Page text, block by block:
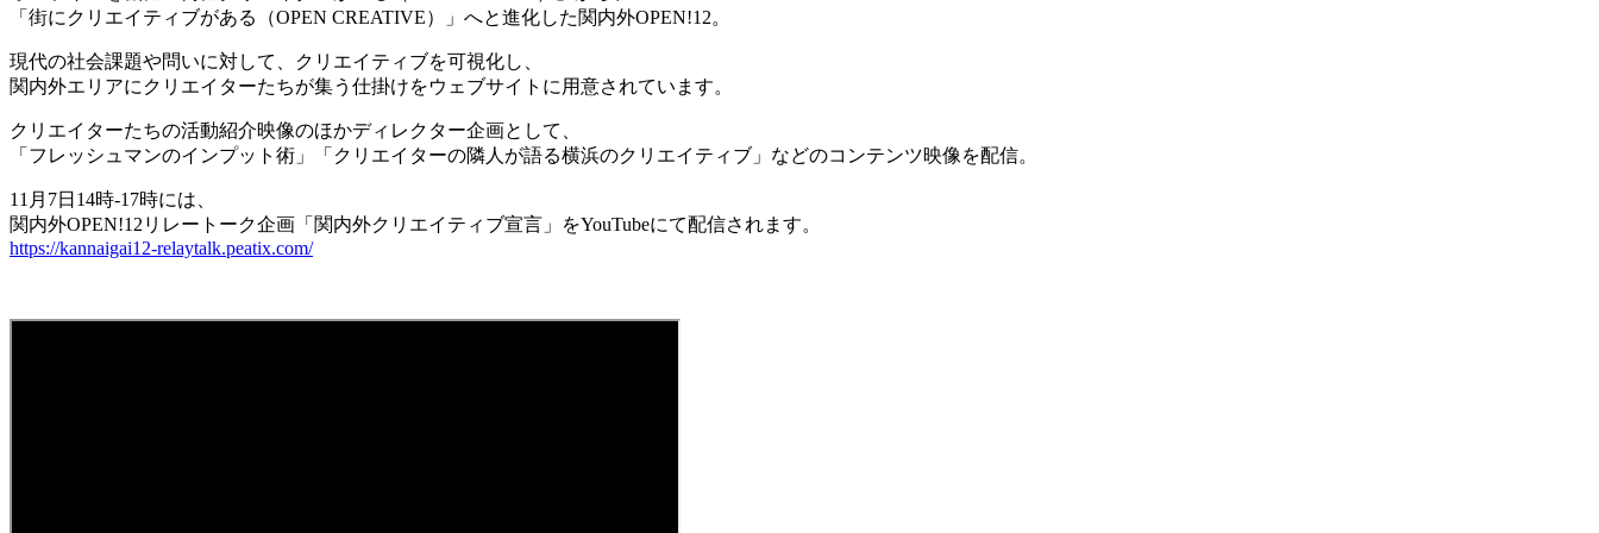
「街にクリエイティブがある（OPEN CREATIVE）」へと進化した関内外OPEN!12。
現代の社会課題や問いに対して、クリエイティブを可視化し、
関内外エリアにクリエイターたちが集う仕掛けをウェブサイトに用意されています。
クリエイターたちの活動紹介映像のほかディレクター企画として、
「フレッシュマンのインプット術」「クリエイターの隣人が語る横浜のクリエイティブ」などのコンテンツ映像を配信。
11月7日14時-17時には、
関内外OPEN!12リレートーク企画「関内外クリエイティブ宣言」をYouTubeにて配信されます。
https://kannaigai12-relaytalk.peatix.com/